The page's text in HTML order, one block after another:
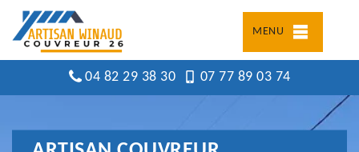
MENU
04 82 29 38 30 07 77 89 03 74